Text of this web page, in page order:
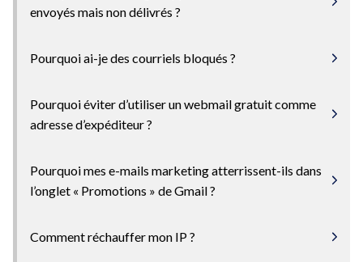
envoyés mais non délivrés ?
Pourquoi ai-je des courriels bloqués ?
Pourquoi éviter d’utiliser un webmail gratuit comme
adresse d’expéditeur ?
Pourquoi mes e-mails marketing atterrissent-ils dans
l’onglet « Promotions » de Gmail ?
Comment réchauffer mon IP ?